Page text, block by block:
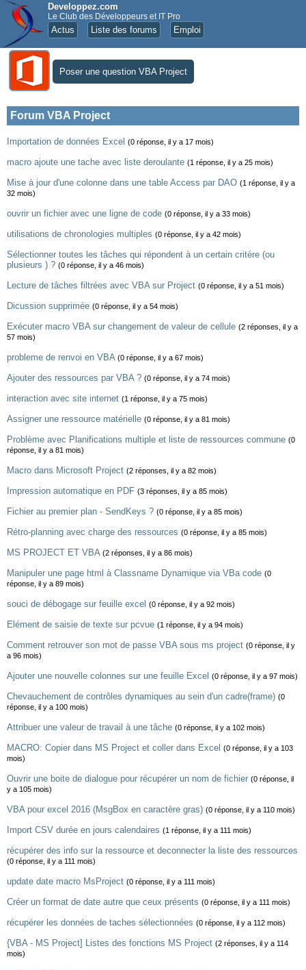
Developpez.com
Le Club des Développeurs et IT Pro
Actus Liste des forums Emploi
Poser une question VBA Project
Forum VBA Project
Importation de données Excel (0 réponse, il y a 17 mois)
macro ajoute une tache avec liste deroulante (1 réponse, il y a 25 mois)
Mise à jour d'une colonne dans une table Access par DAO (1 réponse, il y a
32 mois)
ouvrir un fichier avec une ligne de code (0 réponse, il y a 33 mois)
utilisations de chronologies multiples (0 réponse, il y a 42 mois)
Sélectionner toutes les tâches qui répondent à un certain critère (ou
plusieurs ) ? (0 réponse, il y a 46 mois)
Lecture de tâches filtrées avec VBA sur Project (0 réponse, il y a 51 mois)
Dicussion supprimée (0 réponse, il y a 54 mois)
Exécuter macro VBA sur changement de valeur de cellule (2 réponses, il y a
57 mois)
probleme de renvoi en VBA (0 réponse, il y a 67 mois)
Ajouter des ressources par VBA ? (0 réponse, il y a 74 mois)
interaction avec site internet (1 réponse, il y a 75 mois)
Assigner une ressource matérielle (0 réponse, il y a 81 mois)
Problème avec Planifications multiple et liste de ressources commune (0
réponse, il y a 81 mois)
Macro dans Microsoft Project (2 réponses, il y a 82 mois)
Impression automatique en PDF (3 réponses, il y a 85 mois)
Fichier au premier plan - SendKeys ? (0 réponse, il y a 85 mois)
Rétro-planning avec charge des ressources (0 réponse, il y a 85 mois)
MS PROJECT ET VBA (2 réponses, il y a 86 mois)
Manipuler une page html à Classname Dynamique via VBa code (0
réponse, il y a 89 mois)
souci de débogage sur feuille excel (0 réponse, il y a 92 mois)
Elément de saisie de texte sur pcvue (1 réponse, il y a 94 mois)
Comment retrouver son mot de passe VBA sous ms project (0 réponse, il y
a 96 mois)
Ajouter une nouvelle colonnes sur une feuille Excel (0 réponse, il y a 97 mois)
Chevauchement de contrôles dynamiques au sein d'un cadre(frame) (0
réponse, il y a 100 mois)
Attribuer une valeur de travail à une tâche (0 réponse, il y a 102 mois)
MACRO: Copier dans MS Project et coller dans Excel (0 réponse, il y a 103
mois)
Ouvrir une boite de dialogue pour récupérer un nom de fichier (0 réponse, il
y a 105 mois)
VBA pour excel 2016 (MsgBox en caractère gras) (0 réponse, il y a 110 mois)
Import CSV durée en jours calendaires (1 réponse, il y a 111 mois)
récupérer des info sur la ressource et deconnecter la liste des ressources
(0 réponse, il y a 111 mois)
update date macro MsProject (0 réponse, il y a 111 mois)
Créer un format de date autre que ceux présents (0 réponse, il y a 111 mois)
récupérer les données de taches sélectionnées (0 réponse, il y a 112 mois)
{VBA - MS Project] Listes des fonctions MS Project (2 réponses, il y a 114
mois)